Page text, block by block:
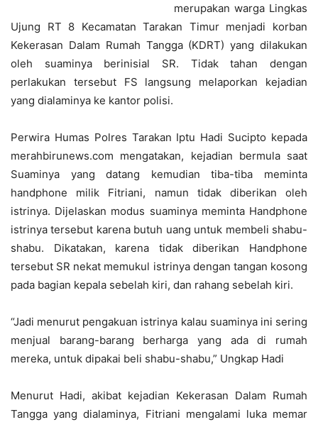
merupakan warga Lingkas
Ujung RT 8 Kecamatan Tarakan Timur menjadi korban
Kekerasan Dalam Rumah Tangga (KDRT) yang dilakukan
oleh suaminya berinisial SR. Tidak tahan dengan
perlakukan tersebut FS langsung melaporkan kejadian
yang dialaminya ke kantor polisi.
Perwira Humas Polres Tarakan Iptu Hadi Sucipto kepada
merahbirunews.com mengatakan, kejadian bermula saat
Suaminya yang datang kemudian tiba-tiba meminta
handphone milik Fitriani, namun tidak diberikan oleh
istrinya. Dijelaskan modus suaminya meminta Handphone
istrinya tersebut karena butuh uang untuk membeli shabu-
shabu. Dikatakan, karena tidak diberikan Handphone
tersebut SR nekat memukul istrinya dengan tangan kosong
pada bagian kepala sebelah kiri, dan rahang sebelah kiri.
“Jadi menurut pengakuan istrinya kalau suaminya ini sering
menjual barang-barang berharga yang ada di rumah
mereka, untuk dipakai beli shabu-shabu,” Ungkap Hadi
Menurut Hadi, akibat kejadian Kekerasan Dalam Rumah
Tangga yang dialaminya, Fitriani mengalami luka memar